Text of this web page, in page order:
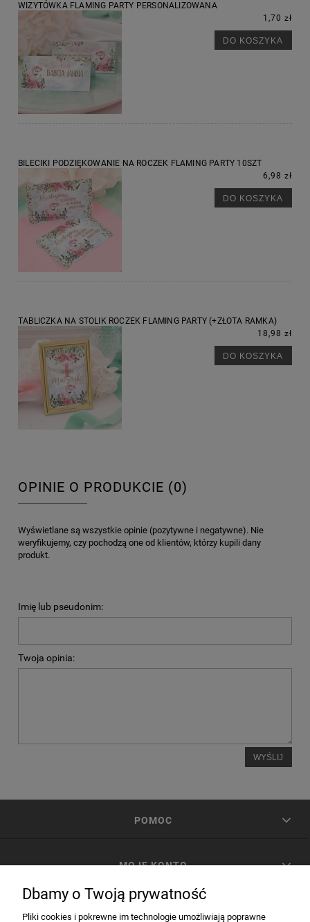
WIZYTÓWKA FLAMING PARTY PERSONALIZOWANA
1,70 zł
DO KOSZYKA
BILECIKI PODZIĘKOWANIE NA ROCZEK FLAMING PARTY 10SZT
6,98 zł
DO KOSZYKA
TABLICZKA NA STOLIK ROCZEK FLAMING PARTY (+ZŁOTA RAMKA)
18,98 zł
DO KOSZYKA
OPINIE O PRODUKCIE (0)
Wyświetlane są wszystkie opinie (pozytywne i negatywne). Nie
weryfikujemy, czy pochodzą one od klientów, którzy kupili dany
produkt.
Imię lub pseudonim:
Twoja opinia:
WYŚLIJ
POMOC
MOJE KONTO
Dbamy o Twoją prywatność
Pliki cookies i pokrewne im technologie umożliwiają poprawne